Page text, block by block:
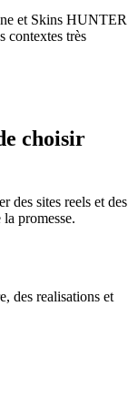
et Skins HUNTER
contextes très
choisir
des sites reels et des
promesse.
des realisations et